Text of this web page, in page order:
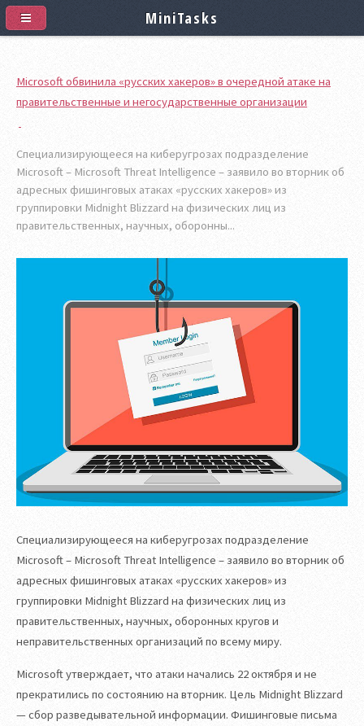
Microsoft обвинила «русских хакеров» в очередной атаке на
правительственные и негосударственные организации
Специализирующееся на киберугрозах подразделение
Microsoft – Microsoft Threat Intelligence – заявило во вторник об
адресных фишинговых атаках «русских хакеров» из
группировки Midnight Blizzard на физических лиц из
правительственных, научных, оборонны...
Специализирующееся на киберугрозах подразделение
Microsoft – Microsoft Threat Intelligence – заявило во вторник об
адресных фишинговых атаках «русских хакеров» из
группировки Midnight Blizzard на физических лиц из
правительственных, научных, оборонных кругов и
неправительственных организаций по всему миру.
Microsoft утверждает, что атаки начались 22 октября и не
прекратились по состоянию на вторник. Цель Midnight Blizzard
— сбор разведывательной информации. Фишинговые письма
MiniTasks